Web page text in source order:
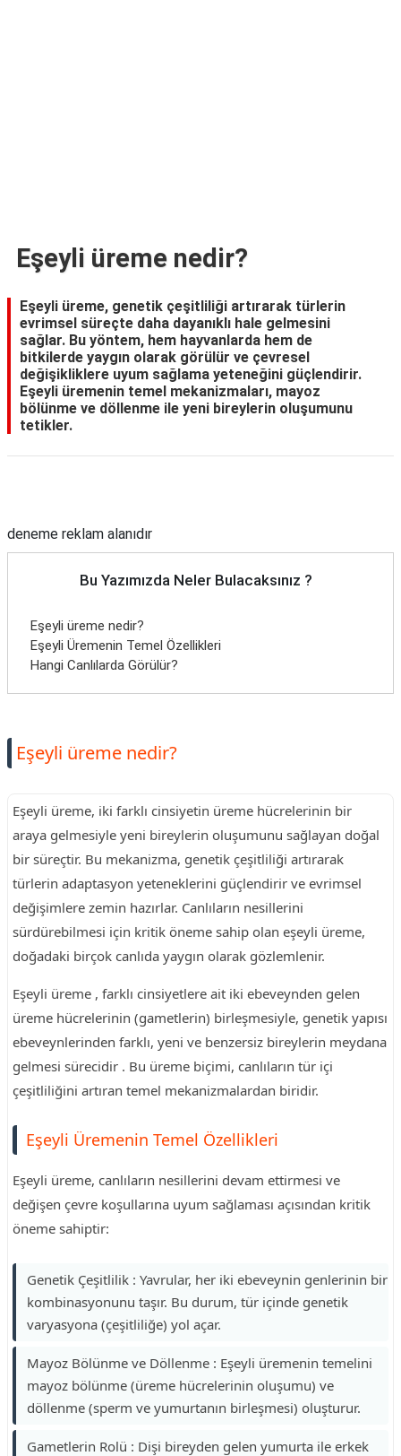
Eşeyli üreme nedir?
Eşeyli üreme, genetik çeşitliliği artırarak türlerin
evrimsel süreçte daha dayanıklı hale gelmesini
sağlar. Bu yöntem, hem hayvanlarda hem de
bitkilerde yaygın olarak görülür ve çevresel
değişikliklere uyum sağlama yeteneğini güçlendirir.
Eşeyli üremenin temel mekanizmaları, mayoz
bölünme ve döllenme ile yeni bireylerin oluşumunu
tetikler.
deneme reklam alanıdır
Bu Yazımızda Neler Bulacaksınız ?
Eşeyli üreme nedir?
Eşeyli Üremenin Temel Özellikleri
Hangi Canlılarda Görülür?
Eşeyli üreme nedir?
Eşeyli üreme, iki farklı cinsiyetin üreme hücrelerinin bir
araya gelmesiyle yeni bireylerin oluşumunu sağlayan doğal
bir süreçtir. Bu mekanizma, genetik çeşitliliği artırarak
türlerin adaptasyon yeteneklerini güçlendirir ve evrimsel
değişimlere zemin hazırlar. Canlıların nesillerini
sürdürebilmesi için kritik öneme sahip olan eşeyli üreme,
doğadaki birçok canlıda yaygın olarak gözlemlenir.
Eşeyli üreme , farklı cinsiyetlere ait iki ebeveynden gelen
üreme hücrelerinin (gametlerin) birleşmesiyle, genetik yapısı
ebeveynlerinden farklı, yeni ve benzersiz bireylerin meydana
gelmesi sürecidir . Bu üreme biçimi, canlıların tür içi
çeşitliliğini artıran temel mekanizmalardan biridir.
Eşeyli Üremenin Temel Özellikleri
Eşeyli üreme, canlıların nesillerini devam ettirmesi ve
değişen çevre koşullarına uyum sağlaması açısından kritik
öneme sahiptir:
Genetik Çeşitlilik : Yavrular, her iki ebeveynin genlerinin bir
kombinasyonunu taşır. Bu durum, tür içinde genetik
varyasyona (çeşitliliğe) yol açar.
Mayoz Bölünme ve Döllenme : Eşeyli üremenin temelini
mayoz bölünme (üreme hücrelerinin oluşumu) ve
döllenme (sperm ve yumurtanın birleşmesi) oluşturur.
Gametlerin Rolü : Dişi bireyden gelen yumurta ile erkek